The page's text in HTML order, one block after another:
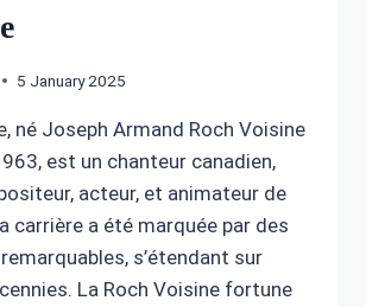
5 January 2025
né Joseph Armand Roch Voisine
est un chanteur canadien,
acteur, et animateur de
carrière a été marquée par des
s’étendant sur
La Roch Voisine fortune